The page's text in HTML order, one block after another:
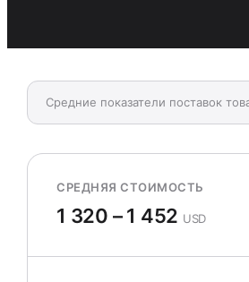
Средние показатели поставок
СРЕДНЯЯ СТОИМОСТЬ
1 320 – 1 452 USD